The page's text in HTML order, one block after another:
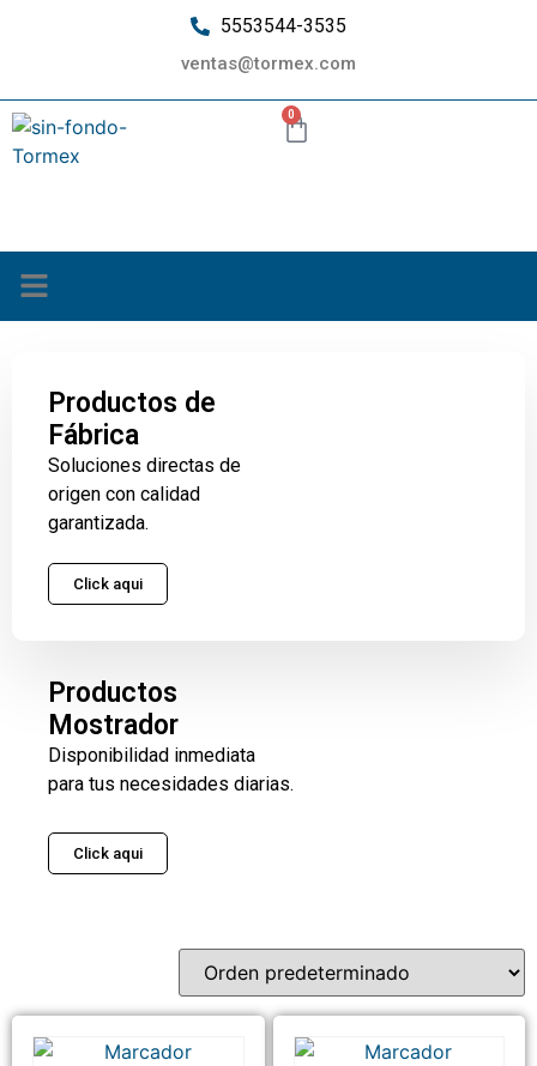
5553544-3535
ventas@tormex.com
0
Productos de
Fábrica
Soluciones directas de
origen con calidad
garantizada.
Click aqui
Productos
Mostrador
Disponibilidad inmediata
para tus necesidades diarias.
Click aqui